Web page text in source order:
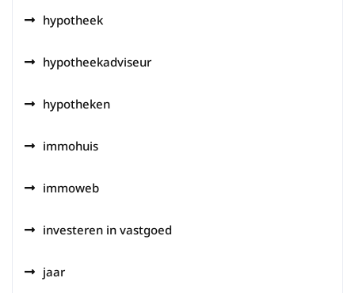
hypotheek
hypotheekadviseur
hypotheken
immohuis
immoweb
investeren in vastgoed
jaar